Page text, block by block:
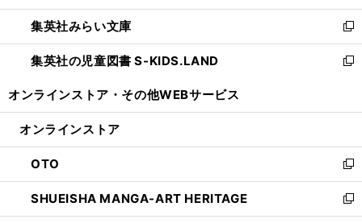
開
く
ウ
で
開
く
ン
ド
ウ
で
ウ
ィ
ン
ド
開
集英社みらい文庫
新
し
い
ン
ウ
で
開
く
集英社の児童図書 S-KIDS.LAND
新
ウ
ン
ド
ウ
で
開
オンラインストア・ その他WEBサービス
オンラインストア
OTO
新
し
い
ウ
SHUEISHA MANGA-ART HERITAGE
新
し